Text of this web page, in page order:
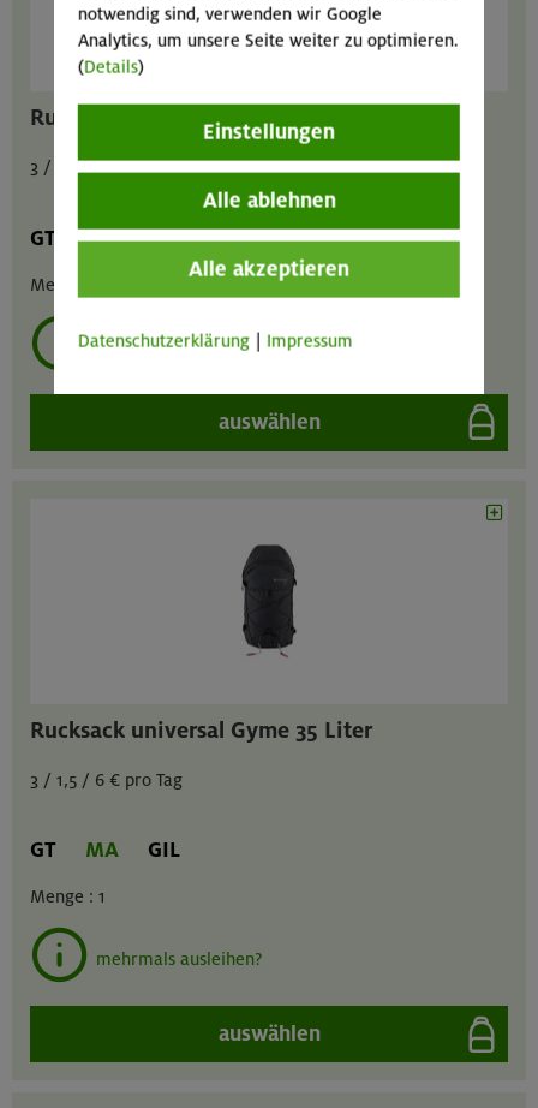
Rucksack universal Brimer 32 Liter
3 / 1,5 / 6 € pro Tag
GT MA GIL
Menge :
mehrmals ausleihen?
auswählen
Rucksack universal Gyme 35 Liter
3 / 1,5 / 6 € pro Tag
GT MA GIL
Menge : 1
mehrmals ausleihen?
auswählen
notwendig sind, verwenden wir Google
Analytics, um unsere Seite weiter zu optimieren.
(Details)
Einstellungen
Alle ablehnen
Alle akzeptieren
Datenschutzerklärung Impressum